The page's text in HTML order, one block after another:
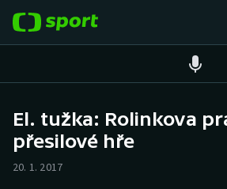
Hokej
El. tužka: Rolinkova
přesilové hře
20. 1. 2017